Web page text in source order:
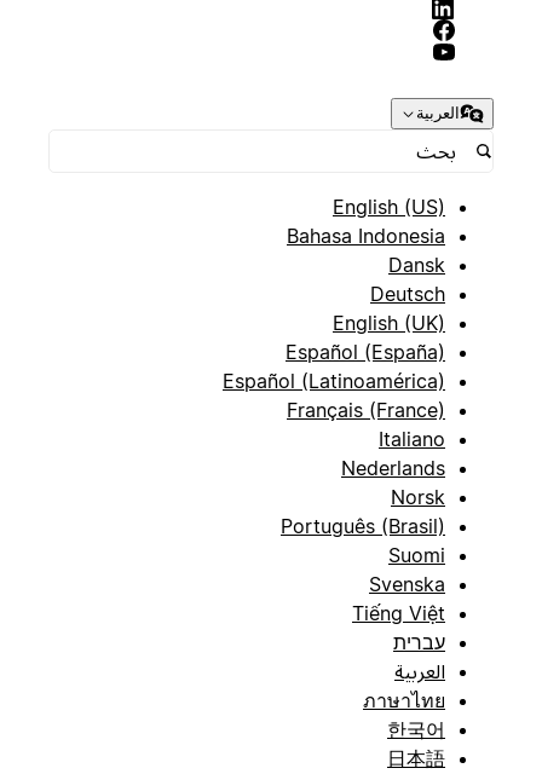
العربية
English (US)
Bahasa Indonesia
Dansk
Deutsch
English (UK)
Español (España)
Español (Latinoamérica)
Français (France)
Italiano
Nederlands
Norsk
Português (Brasil)
Suomi
Svenska
Tiếng Việt
עברית
العربية
ภาษาไทย
한국어
日本語